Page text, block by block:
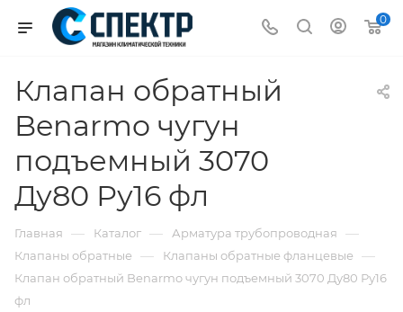
0
Клапан обратный
Benarmo чугун
подъемный 3070
Ду80 Ру16 фл
Главная — Каталог — Арматура трубопроводная —
Клапаны обратные — Клапаны обратные фланцевые —
Клапан обратный Benarmo чугун подъемный 3070 Ду80 Ру16
фл